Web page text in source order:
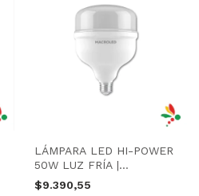
LÁMPARA LED HI-POWER
50W LUZ FRÍA |
MACROLED
$9.390,55